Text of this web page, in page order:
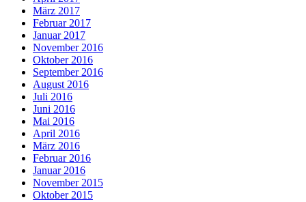
März 2017
Februar 2017
Januar 2017
November 2016
Oktober 2016
September 2016
August 2016
Juli 2016
Juni 2016
Mai 2016
April 2016
März 2016
Februar 2016
Januar 2016
November 2015
Oktober 2015